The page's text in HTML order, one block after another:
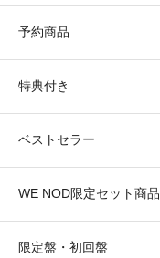
予約商品
特典付き
ベストセラー
WE NOD限定セット商品
限定盤・初回盤